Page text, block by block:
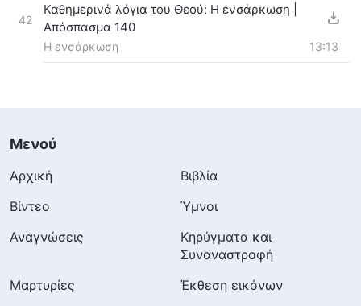
42
Καθημερινά λόγια του Θεού: Η ενσάρκωση |
Απόσπασμα 140
Η ενσάρκωση 13:13
Μενού
Αρχική
Βιβλία
Βίντεο
Ύμνοι
Αναγνώσεις
Κηρύγματα και
Συναναστροφή
Μαρτυρίες
Έκθεση εικόνων